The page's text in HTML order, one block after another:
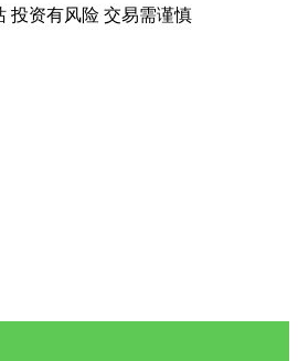
投资有风险 交易需谨慎